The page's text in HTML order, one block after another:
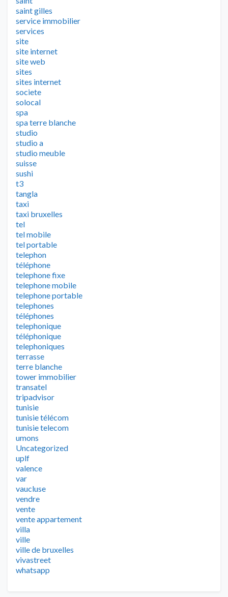
saint gilles
service immobilier
services
site
site internet
site web
sites
sites internet
societe
solocal
spa
spa terre blanche
studio
studio a
studio meuble
suisse
sushi
t3
tangla
taxi
taxi bruxelles
tel
tel mobile
tel portable
telephon
téléphone
telephone fixe
telephone mobile
telephone portable
telephones
téléphones
telephonique
téléphonique
telephoniques
terrasse
terre blanche
tower immobilier
transatel
tripadvisor
tunisie
tunisie télécom
tunisie telecom
umons
Uncategorized
uplf
valence
var
vaucluse
vendre
vente
vente appartement
villa
ville
ville de bruxelles
vivastreet
whatsapp